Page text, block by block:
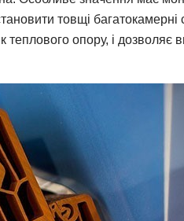
товщі
опору, і дозволяє